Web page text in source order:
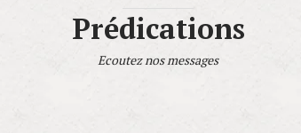
Prédications
Ecoutez nos messages